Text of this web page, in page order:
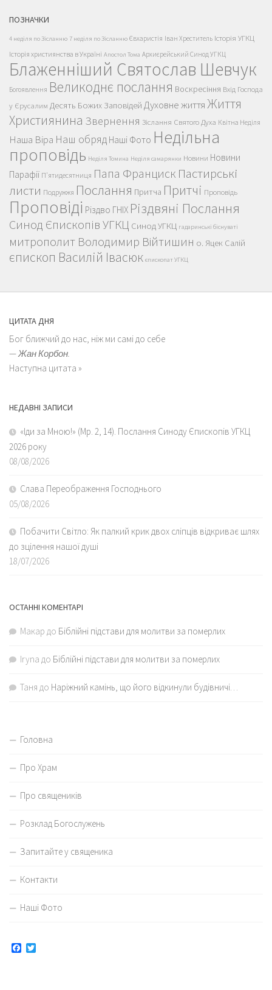
ПОЗНАЧКИ
4 неділя по Зісланню 7 неділя по Зісланню Євхаристія Іван Хреститель Історія УГКЦ
Історія християнства в Україні Апостол Тома Архиєрейський Синод УГКЦ
Блаженніший Святослав Шевчук
Богоявлення Великоднє послання Воскресіння Вхід Господа
у Єрусалим Десять Божих Заповідей Духовне життяЖиття
Християнина Звернення Зіслання Святого Духа Квітна Неділя
Наша Віра Наш обряд Наші Фото Недільна
проповідь Неділя Томина Неділя самарянки Новини Новини
Парафії П'ятидесятниця Папа Франциск Пастирські
листи Подружжя Послання Притча Притчі Проповідь
Проповіді Різдво ГНІХ Різдвяні Послання
Синод Єпископів УГКЦ Синод УГКЦ гадаринські біснуваті
митрополит Володимир Війтишин о. Яцек Салій
єпископ Василій Івасюк єпископат УГКЦ
ЦИТАТА ДНЯ
Бог ближчий до нас, ніж ми самі до себе
—Жан Корбон.
Наступна цитата »
НЕДАВНІ ЗАПИСИ
«Іди за Мною!» (Мр. 2, 14). Послання Синоду Єпископів УГКЦ
2026 року
08/08/2026
Слава Переображення Господнього
05/08/2026
Побачити Світло: Як палкий крик двох сліпців відкриває шлях
до зцілення нашої душі
18/07/2026
ОСТАННІ КОМЕНТАРІ
Макар до Біблійні підстави для молитви за померлих
Iryna до Біблійні підстави для молитви за померлих
Таня до Наріжний камінь, що його відкинули будівничі…
Головна
Про Храм
Про священиків
Розклад Богослужень
Запитайте у священика
Контакти
Наші Фото
Facebook